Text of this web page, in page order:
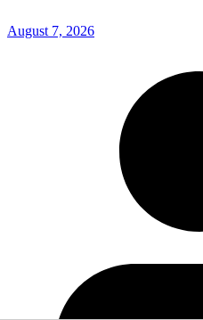
August 7, 2026